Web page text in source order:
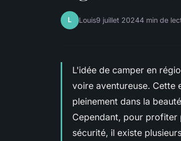
L Louis9 juillet 20244 min de
L'idée de camper en
voire aventureuse. Cette
pleinement dans la
Cependant, pour profiter
sécurité, il existe